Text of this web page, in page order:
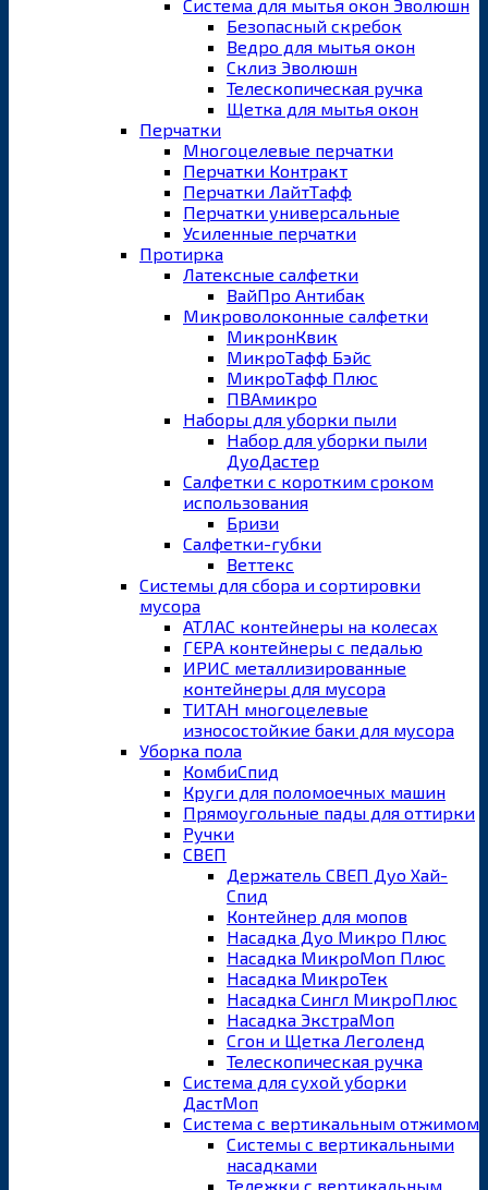
Система для мытья окон Эволюшн
Безопасный скребок
Ведро для мытья окон
Склиз Эволюшн
Телескопическая ручка
Щетка для мытья окон
Перчатки
Многоцелевые перчатки
Перчатки Контракт
Перчатки ЛайтТафф
Перчатки универсальные
Усиленные перчатки
Протирка
Латексные салфетки
ВайПро Антибак
Микроволоконные салфетки
МикронКвик
МикроТафф Бэйс
МикроТафф Плюс
ПВАмикро
Наборы для уборки пыли
Набор для уборки пыли
ДуоДастер
Салфетки с коротким сроком
использования
Бризи
Салфетки-губки
Веттекс
Системы для сбора и сортировки
мусора
АТЛАС контейнеры на колесах
ГЕРА контейнеры с педалью
ИРИС металлизированные
контейнеры для мусора
ТИТАН многоцелевые
износостойкие баки для мусора
Уборка пола
КомбиСпид
Круги для поломоечных машин
Прямоугольные пады для оттирки
Ручки
СВЕП
Держатель СВЕП Дуо Хай-
Спид
Контейнер для мопов
Насадка Дуо Микро Плюс
Насадка МикроМоп Плюс
Насадка МикроТек
Насадка Сингл МикроПлюс
Насадка ЭкстраМоп
Сгон и Щетка Леголенд
Телескопическая ручка
Система для сухой уборки
ДастМоп
Система с вертикальным отжимом
Системы с вертикальными
насадками
Тележки с вертикальным